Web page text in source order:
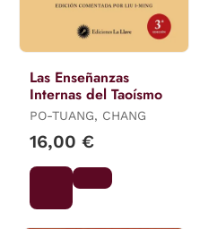
Las Enseñanzas
Internas del Taoísmo
PO-TUANG, CHANG
16,00 €